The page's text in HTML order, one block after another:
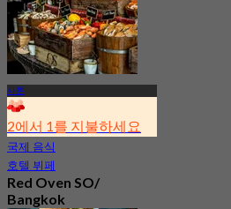
사톤
2에서 1를 지불하세요
국제 음식
호텔 뷔페
Red Oven SO/
Bangkok